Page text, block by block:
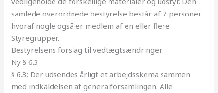
samlede overordnede bestyrelse består af 7 personer
hvoraf nogle også er medlem af en eller flere
Styregrupper.
Bestyrelsens forslag til vedtægtsændringer:
Ny § 6.3
§ 6.3: Der udsendes årligt et arbejdsskema sammen
med indkaldelsen afgeneralforsamlingen. Alle